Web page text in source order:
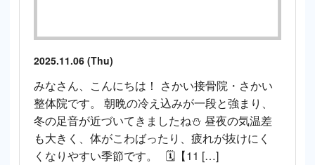
2025.11.06 (Thu)
みなさん、こんにちは！ さかい接骨院・さかい
整体院です。 朝晩の冷え込みが一段と強まり、
冬の足音が近づいてきましたね⛄ 昼夜の気温差
も大きく、体がこわばったり、疲れが抜けにく
くなりやすい季節です。 🗓【11 […]